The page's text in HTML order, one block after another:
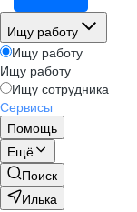
Ищу работу
Ищу работу
Ищу работу
Ищу сотрудника
Сервисы
Помощь
Ещё
Поиск
Илька